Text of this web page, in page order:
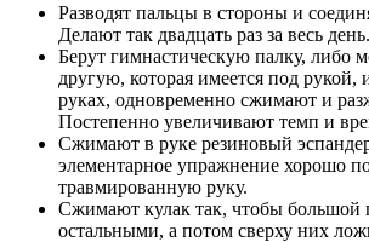
Разводят пальцы в стороны и
Делают так двадцать раз за весь день.
Берут гимнастическую палку, либо
другую, которая имеется под рукой,
руках, одновременно сжимают и
Постепенно увеличивают темп и
Сжимают в руке резиновый
элементарное упражнение хорошо
травмированную руку.
Сжимают кулак так, чтобы большой
остальными, а потом сверху них